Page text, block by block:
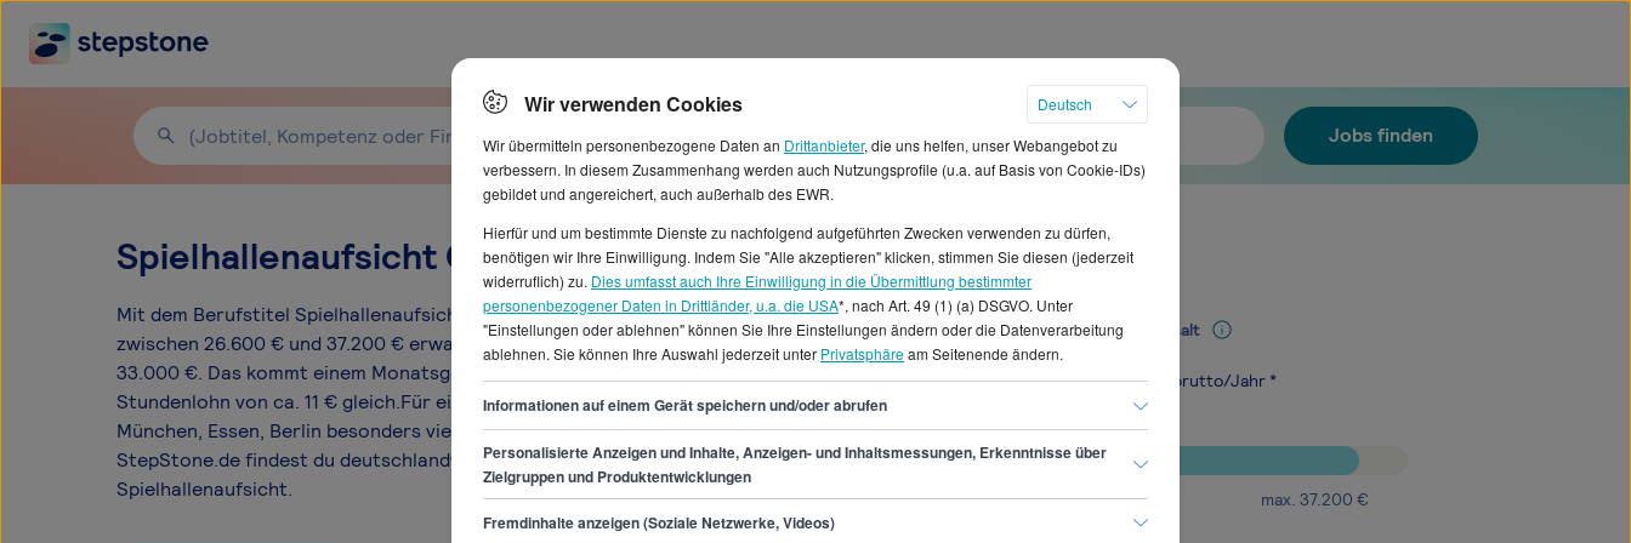
Jobs finden
Spielhallenaufsicht Gehälter in Deutschland
Mit dem Berufstitel Spielhallenaufsicht kannst du ein Durchschnittsgehalt
zwischen 26.600 € und 37.200 € erwarten. Der Durchschnitt liegt bei etwa
33.000 €. Das kommt einem Monatsgehalt von etwa 2.750 € und einem
Stundenlohn von ca. 11 € gleich.Für einen Job als Spielhallenaufsicht gibt es in
München, Essen, Berlin besonders viele offene Jobangebote.Auf
StepStone.de findest du deutschlandweit 348 offene Jobs für den Beruf als
Spielhallenaufsicht.
Mediangehalt
33.000€ brutto/Jahr *
min.26.600€ max. 37.200 €
Wir verwenden Cookies
Deutsch
Wir übermitteln personenbezogene Daten an Drittanbieter, die uns helfen, unser Webangebot zu
verbessern. In diesem Zusammenhang werden auch Nutzungsprofile (u.a. auf Basis von Cookie-IDs)
gebildet und angereichert, auch außerhalb des EWR.
Hierfür und um bestimmte Dienste zu nachfolgend aufgeführten Zwecken verwenden zu dürfen,
benötigen wir Ihre Einwilligung. Indem Sie "Alle akzeptieren" klicken, stimmen Sie diesen (jederzeit
widerruflich) zu. Dies umfasst auch Ihre Einwilligung in die Übermittlung bestimmter
personenbezogener Daten in Drittländer, u.a. die USA*, nach Art. 49 (1) (a) DSGVO. Unter
"Einstellungen oder ablehnen" können Sie Ihre Einstellungen ändern oder die Datenverarbeitung
ablehnen. Sie können Ihre Auswahl jederzeit unter Privatsphäream Seitenende ändern.
Informationen auf einem Gerät speichern und/oder abrufen
Personalisierte Anzeigen und Inhalte, Anzeigen- und Inhaltsmessungen, Erkenntnisse über
Zielgruppen und Produktentwicklungen
Fremdinhalte anzeigen (Soziale Netzwerke, Videos)